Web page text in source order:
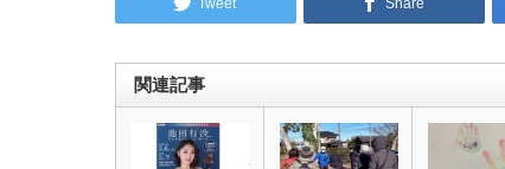
Tweet Share
関連記事